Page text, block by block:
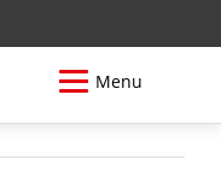
Menu